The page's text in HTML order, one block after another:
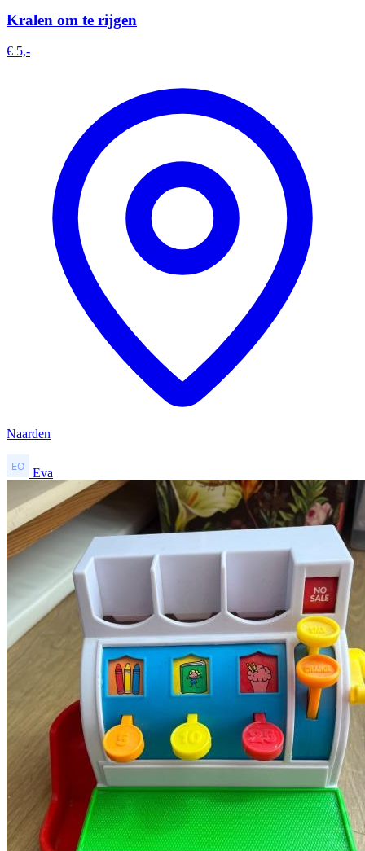
Kralen om te rijgen
€ 5,-
Naarden
Eva